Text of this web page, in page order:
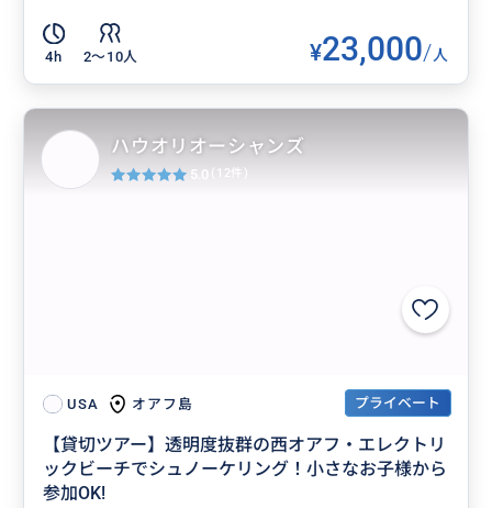
4h 2〜10人 ¥23,000/人
USA オアフ島 プライベート
【貸切ツアー】透明度抜群の西オアフ・エレクトリ
ックビーチでシュノーケリング！小さなお子様から
参加OK!
ハウオリオーシャンズ
5.0 (12件)